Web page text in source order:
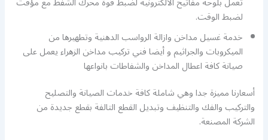
لضبط الوقت.
خدمة غسيل مداخن وازالة الرواسب الدهنية وتطهيرها من
الميكروبات والجراثيم و أيضا فني تركيب مداخن الزهراء يعمل على
صيانة كافة اعطال المداخن والشفاطات بانواعها
أسعارنا مميزة جدا وهي شاملة كافة خدمات الصيانة والتصليح
والتركيب والفك والتنظيف وتبديل القطع التالفة بقطع جديدة من
الشركة المصنعة.